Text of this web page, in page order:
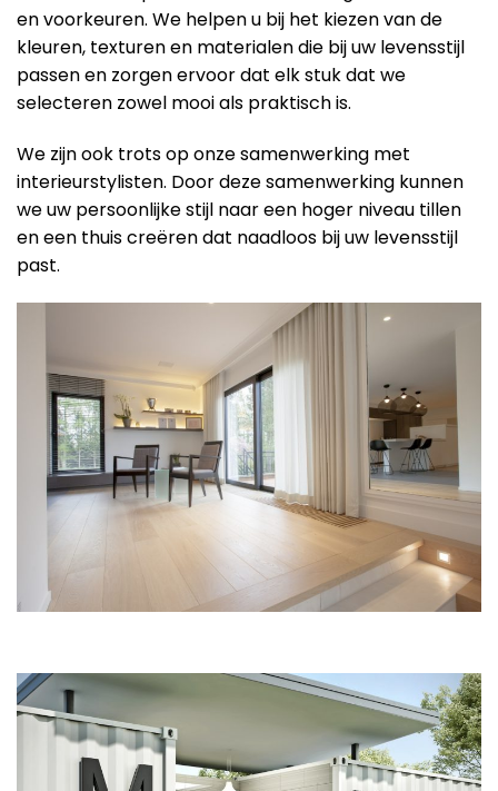
en voorkeuren. We helpen u bij het kiezen van de
kleuren, texturen en materialen die bij uw levensstijl
passen en zorgen ervoor dat elk stuk dat we
selecteren zowel mooi als praktisch is.
We zijn ook trots op onze samenwerking met
interieurstylisten. Door deze samenwerking kunnen
we uw persoonlijke stijl naar een hoger niveau tillen
en een thuis creëren dat naadloos bij uw levensstijl
past.